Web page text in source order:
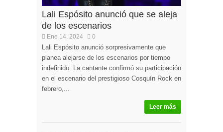
Lali Espósito anunció que se aleja
de los escenarios
Ene 14, 2024 0
Lali Espósito anunció sorpresivamente que
planea alejarse de los escenarios por tiempo
indefinido. La cantante confirmó su participación
en el escenario del prestigioso Cosquín Rock en
febrero,...
Leer más